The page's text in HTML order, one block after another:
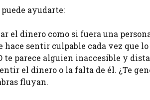
ayudarte:
el dinero como si fuera una
sentir culpable cada vez que lo
te parece alguien inaccesible y
el dinero o la falta de él. ¿Te
fluyan.